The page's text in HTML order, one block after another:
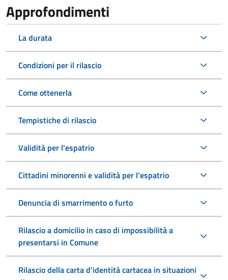
Approfondimenti
La durata
Condizioni per il rilascio
Come ottenerla
Tempistiche di rilascio
Validità per l'espatrio
Cittadini minorenni e validità per l'espatrio
Denuncia di smarrimento o furto
Rilascio a domicilio in caso di impossibilità a
presentarsi in Comune
Rilascio della carta d'identità cartacea in situazioni